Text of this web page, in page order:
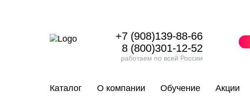
+7 (908)139-88-66
8 (800)301-12-52
работаем по всей России
Каталог О компании Обучение Акции